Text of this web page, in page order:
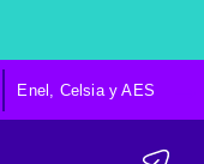
Enel, Celsia y AES